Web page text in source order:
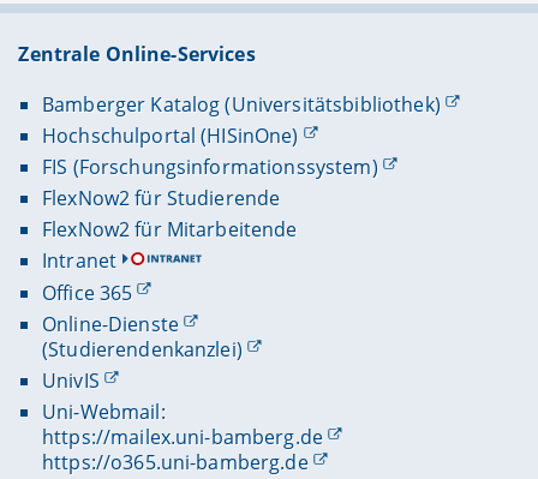
Zentrale Online-Services
Bamberger Katalog (Universitätsbibliothek)
Hochschulportal (HISinOne)
FIS (Forschungsinformationssystem)
FlexNow2 für Studierende
FlexNow2 für Mitarbeitende
Intranet
Office 365
Online-Dienste
(Studierendenkanzlei)
UnivIS
Uni-Webmail:
https://mailex.uni-bamberg.de
https://o365.uni-bamberg.de